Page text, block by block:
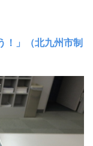
！」（北九州市制